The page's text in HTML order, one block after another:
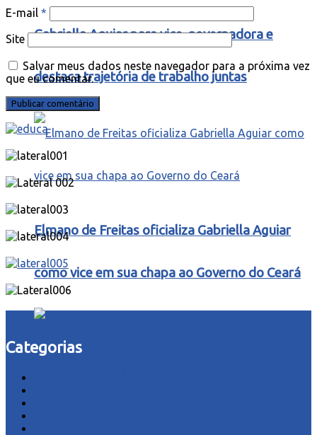
Gabriella Aguiar para vice-governadora e
destaca trajetória de trabalho juntas
Elmano de Freitas oficializa Gabriella Aguiar
como vice em sua chapa ao Governo do Ceará
E-mail *
Site
Salvar meus dados neste navegador para a próxima vez
que eu comentar.
Categorias